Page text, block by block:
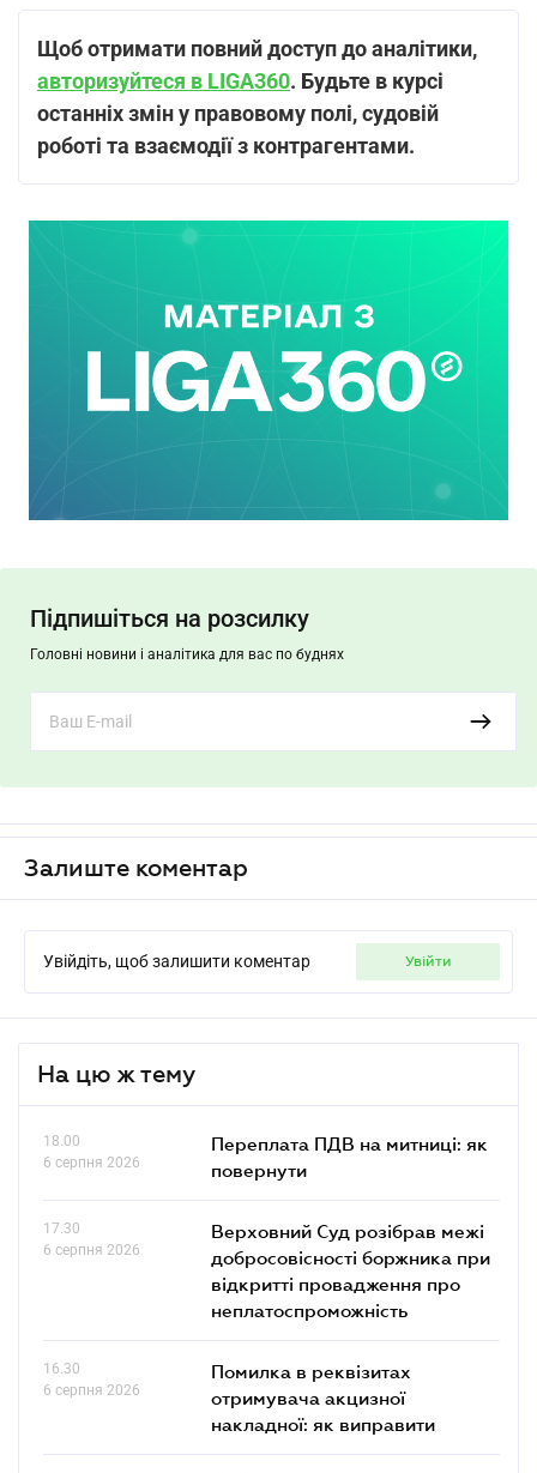
Щоб отримати повний доступ до аналітики,
авторизуйтеся в LIGA360. Будьте в курсі
останніх змін у правовому полі, судовій
роботі та взаємодії з контрагентами.
Підпишіться на розсилку
Головні новини і аналітика для вас по буднях
Залиште коментар
Увійдіть, щоб залишити коментар увійти
На цю ж тему
18.00
6 серпня 2026
Переплата ПДВ на митниці: як
повернути
17.30
6 серпня 2026
Верховний Суд розібрав межі
добросовісності боржника при
відкритті провадження про
неплатоспроможність
16.30
6 серпня 2026
Помилка в реквізитах
отримувача акцизної
накладної: як виправити